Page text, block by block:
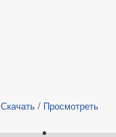
Скачать/ Просмотреть